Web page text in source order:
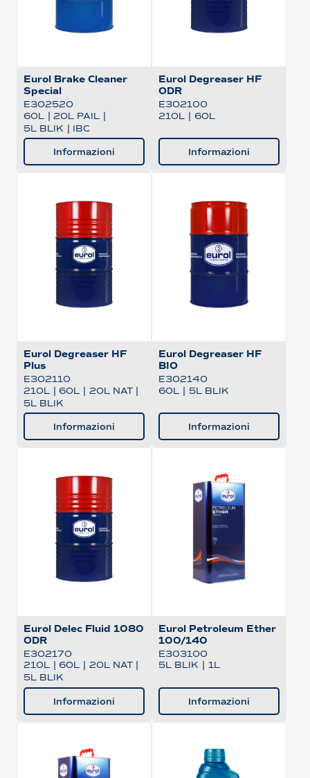
Eurol Brake Cleaner
Special
E302520
60L | 20L PAIL |
5L BLIK | IBC
Informazioni
Eurol Degreaser HF
ODR
E302100
210L | 60L
Informazioni
Eurol Degreaser HF
Plus
E302110
210L | 60L | 20L NAT |
5L BLIK
Informazioni
Eurol Degreaser HF
BIO
E302140
60L | 5L BLIK
Informazioni
Eurol Delec Fluid 1080
ODR
E302170
210L
60L 20L NAT
5L BLIK
Informazioni
Eurol Petroleum Ether
100/140
E303100
5L BLIK
1L
Informazioni